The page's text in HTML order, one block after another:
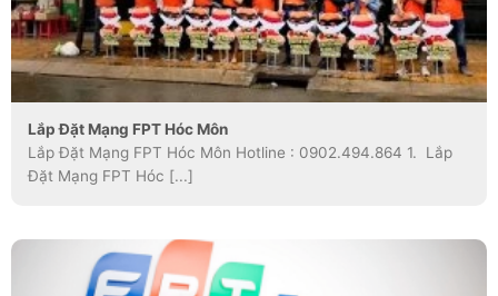
Lắp Đặt Mạng FPT Hóc Môn
Lắp Đặt Mạng FPT Hóc Môn Hotline : 0902.494.864 1. Lắp
Đặt Mạng FPT Hóc [...]